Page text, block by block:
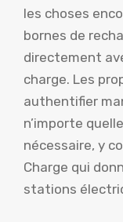
les choses
bornes de
directement
charge. Les
authentifier
n’importe
nécessaire, y
Charge qui
stations